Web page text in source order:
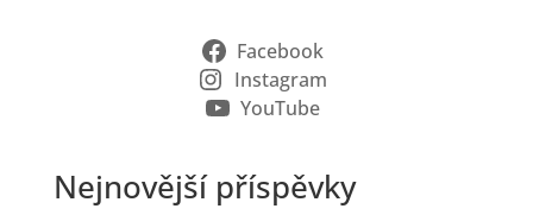
Facebook
Instagram
YouTube
Nejnovější příspěvky